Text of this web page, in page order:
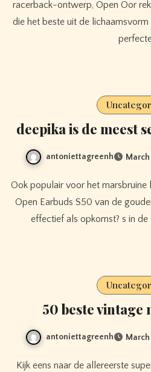
racerback-ontwerp, Open Oor
die het beste uit de
deepika is de meest
antoniettagreenh March
Ook populair voor het marsbruine luik is het hazenoor 1more Fit
Open Earbuds S50 van de
effectief als opkomst? s in
50 beste vintage
antoniettagreenh March
Kijk eens naar de allereerste super bowl-winnaars tot nu toe